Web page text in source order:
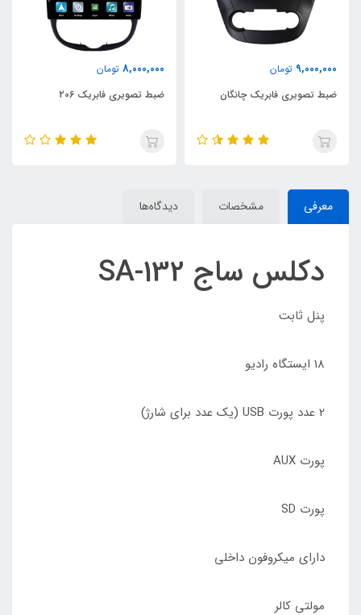
9,000,000 تومان
ضبط تصویری فابریک چانگان
8,000,000 تومان
ضبط تصویری فابریک 206
معرفی مشخصات دیدگاه‌ها
دکلس ساج SA-132
پنل ثابت
18 ایستگاه رادیو
2 عدد پورت USB (یک عدد برای شارژ)
پورت AUX
پورت SD
دارای میکروفون داخلی
مولتی کالر